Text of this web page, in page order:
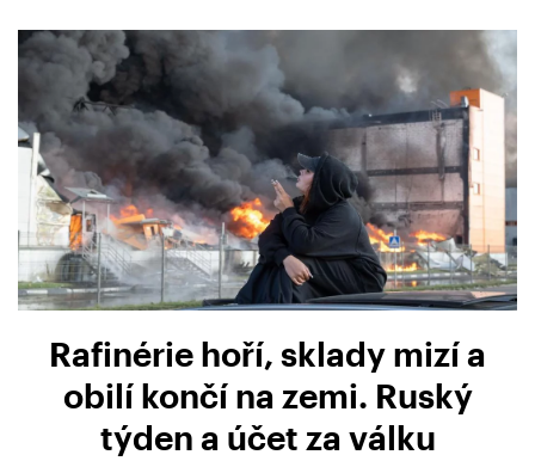
Rafinérie hoří, sklady mizí a
obilí končí na zemi. Ruský
týden a účet za válku